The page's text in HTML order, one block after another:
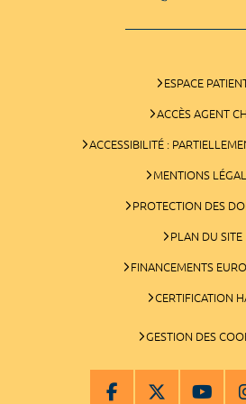
ESPACE
ACCÈS AGENT
ACCESSIBILITÉ :
MENTIONS
PROTECTION DES
PLAN DU SITE
FINANCEMENTS
CERTIFICATION
GESTION DES